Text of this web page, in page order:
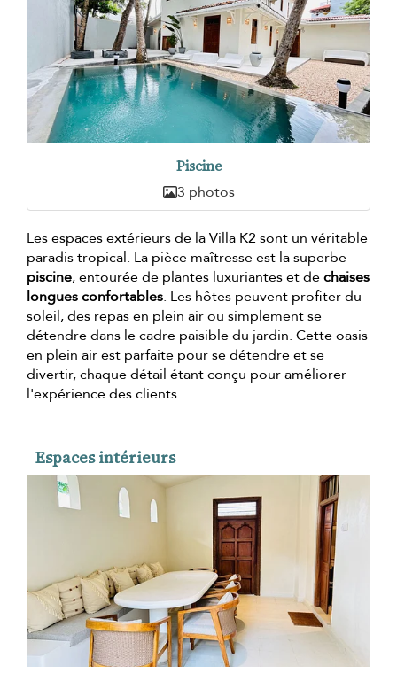
Piscine
3 photos
Les espaces extérieurs de la Villa K2 sont un véritable
paradis tropical. La pièce maîtresse est la superbe
piscine, entourée de plantes luxuriantes et dechaises
longues confortables. Les hôtes peuvent profiter du
soleil, des repas en plein air ou simplement se
détendre dans le cadre paisible du jardin. Cette oasis
en plein air est parfaite pour se détendre et se
divertir, chaque détail étant conçu pour améliorer
l'expérience des clients.
Espaces intérieurs